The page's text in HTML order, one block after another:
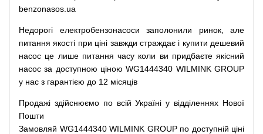
benzonasos.ua
Недорогі електробензонасоси заполонили ринок,
але
питання якості при ціні завжди страждає і купити дешевий
насос це лише питання часу коли ви придбаєте якісний
насос за доступною ціною WG1444340 WILMINK GROUP
у нас з гарантією до 12 місяців
Продажі здійснюємо по всій Україні у відділеннях Нової
Пошти
Замовляй WG1444340 WILMINK GROUP по доступній ціні